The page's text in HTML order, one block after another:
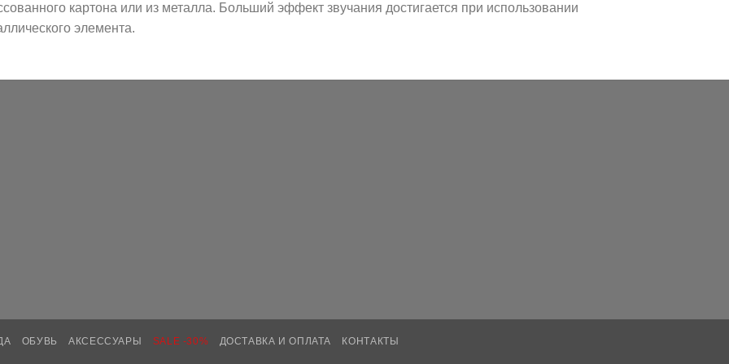
картона или из металла. Больший эффект звучания достигается при использовании
элемента.
ОБУВЬ АКСЕССУАРЫ SALE -30% ДОСТАВКА И ОПЛАТА КОНТАКТЫ